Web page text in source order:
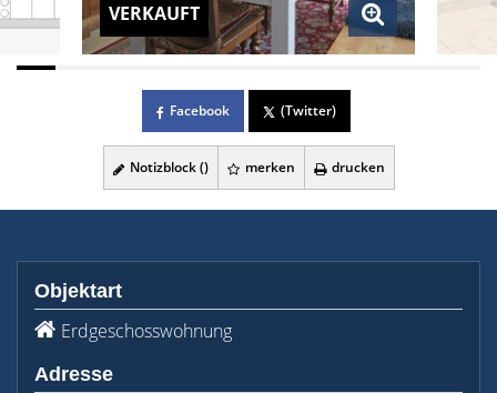
VERKAUFT
Facebook (Twitter)
Notizblock () merken drucken
Objektart
Erdgeschosswohnung
Adresse